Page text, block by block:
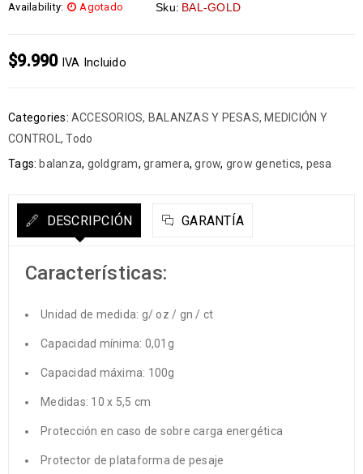
Availability: Agotado Sku: BAL-GOLD
$9.990 IVA Incluido
Categories: ACCESORIOS, BALANZAS Y PESAS, MEDICIÓN Y
CONTROL ,Todo
Tags: balanza, goldgram, gramera,grow, grow genetics, pesa
DESCRIPCIÓN GARANTÍA
Características:
Unidad de medida: g/ oz / gn / ct
Capacidad mínima: 0,01g
Capacidad máxima: 100g
Medidas: 10 x 5,5 cm
Protección en caso de sobre carga energética
Protector de plataforma de pesaje